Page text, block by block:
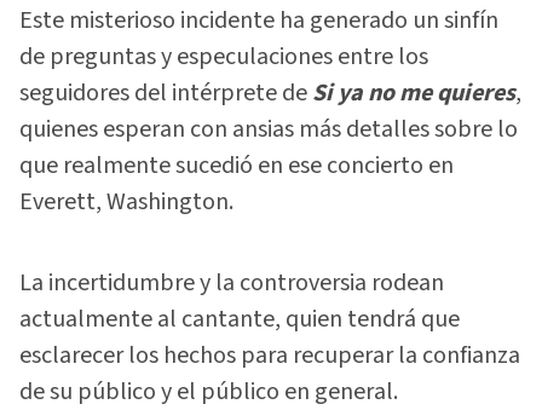
Este misterioso incidente ha generado un sinfín
de preguntas y especulaciones entre los
seguidores del intérprete deSi ya no me quieres,
quienes esperan con ansias más detalles sobre lo
que realmente sucedió en ese concierto en
Everett, Washington.
La incertidumbre y la controversia rodean
actualmente al cantante, quien tendrá que
esclarecer los hechos para recuperar la confianza
de su público y el público en general.